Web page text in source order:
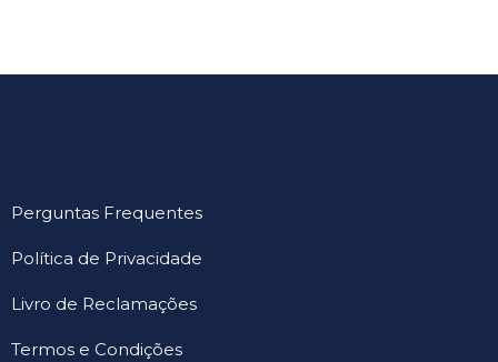
Perguntas Frequentes
Política de Privacidade
Livro de Reclamações
Termos e Condições